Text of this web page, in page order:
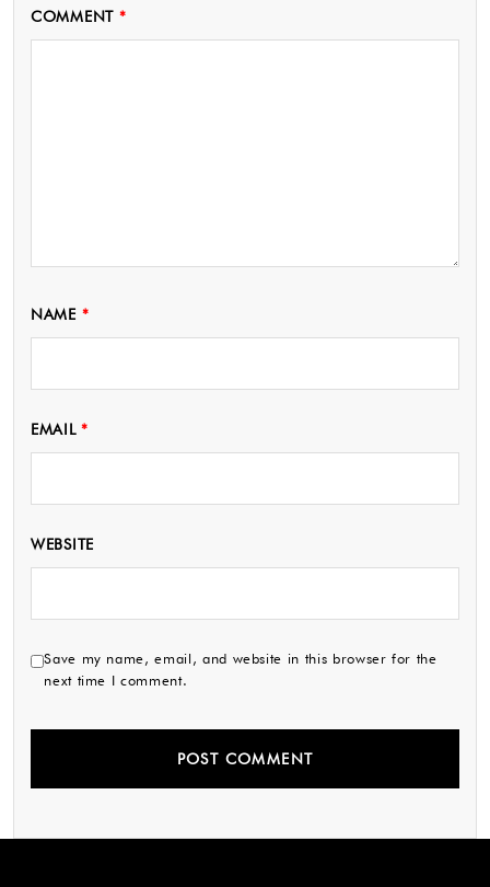
COMMENT *
NAME *
EMAIL*
WEBSITE
Save my name, email, and website in this browser for the
next time I comment.